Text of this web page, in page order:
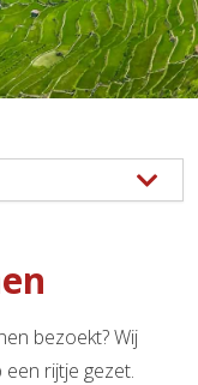
bezoekt? Wij
rijtje gezet.